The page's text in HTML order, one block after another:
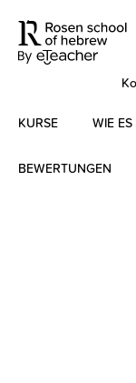
English
Português
KURSE
Modernes
WIE
BEWERTUNGEN